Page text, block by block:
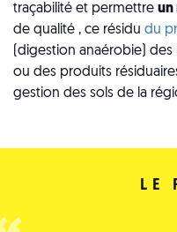
traçabilité et permettre un
de qualité , ce résidu du
(digestion anaérobie)
ou des produits
gestion des sols de la
LE